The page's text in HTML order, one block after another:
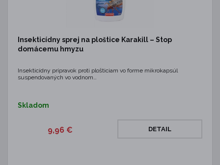
Insekticídny sprej na ploštice Karakill – Stop
domácemu hmyzu
Insekticídny prípravok proti plošticiam vo forme mikrokapsúl
suspendovaných vo vodnom…
Skladom
9,96 € DETAIL